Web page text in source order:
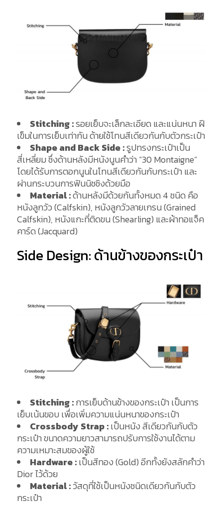
Stitching :รอยเย็บจะเล็กละเอียด และแน่นหนา ฝี
เข็มในการเย็บเท่ากัน ด้ายใช้โทนสีเดียวกันกับตัวกระเป๋า
Shape and Back Side :รูปทรงกระเป๋าเป็น
สี่เหลี่ยม ซึ่งด้านหลังมีหนังนูนคำว่า “30 Montaigne”
โดยได้รับการตอกนูนในโทนสีเดียวกันกับกระเป๋า และ
ผ่านกระบวนการฟินนิชชิงด้วยมือ
Material :ด้านหลังมีด้วยกันทั้งหมด 4 ชนิด คือ
หนังลูกวัว (Calfskin), หนังลูกวัวลายเกรน (Grained
Calfskin), หนังแกะที่ติดขน (Shearling) และผ้าทอแจ็ค
คาร์ด (Jacquard)
Side Design: ด้านข้างของกระเป๋า
Stitching :การเย็บด้านข้างของกระเป๋า เป็นการ
เย็บเน้นขอบ เพื่อเพิ่มความแน่นหนาของกระเป๋า
Crossbody Strap :เป็นหนัง สีเดียวกันกับตัว
กระเป๋า ขนาดความยาวสามารถปรับการใช้งานได้ตาม
ความเหมาะสมของผู้ใช้
Hardware :เป็นสีทอง (Gold) อีกทั้งยังสลักคำว่า
Dior ไว้ด้วย
Material :วัสดุที่ใช้เป็นหนังชนิดเดียวกันกับตัว
กระเป๋า